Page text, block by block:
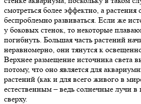
смотреться более эффектно, а растения
беспроблемно развиваться. Если же
у боковых стенок, то некоторые
погибнуть. Большая часть растений
неравномерно, они тянутся к
Верхнее размещение источника света
потому, что оно является для
растений (как и для всего живого в
естественным – ведь солнечные лучи
сверху.